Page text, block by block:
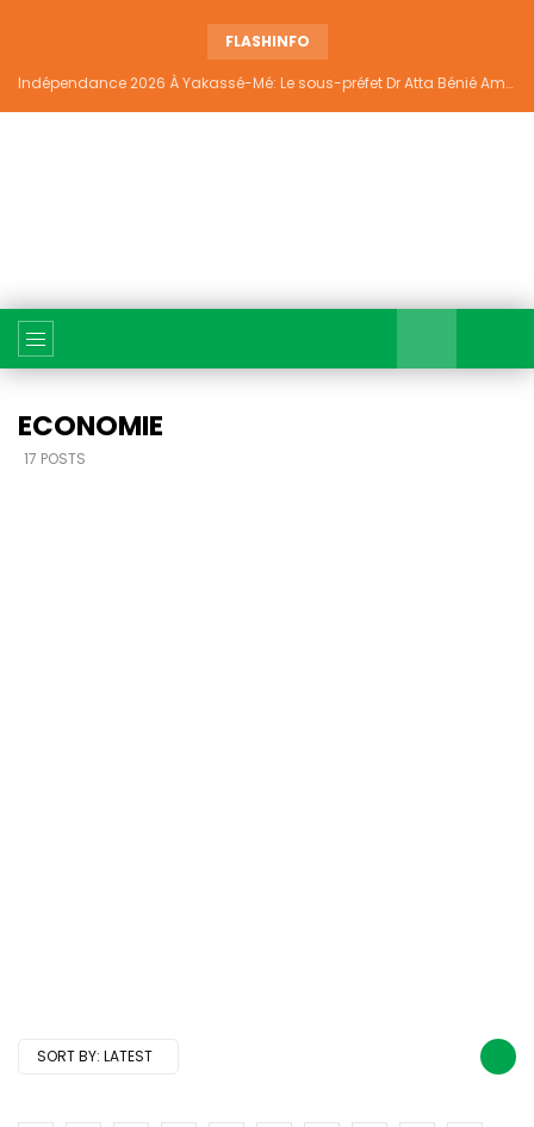
FLASHINFO
Indépendance 2026 À Yakassé-Mé: Le sous-préfet Dr Atta Bénié Amédé appelle à l’unité, à la sécurité et au développement
ECONOMIE
17 POSTS
SORT BY: LATEST